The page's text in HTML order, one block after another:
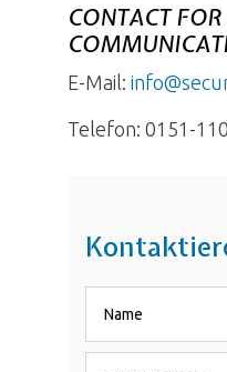
CONTACT FOR
E-Mail:
Telefon: 0151-